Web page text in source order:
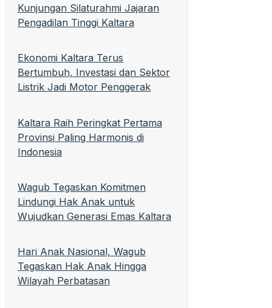
Kunjungan Silaturahmi Jajaran
Pengadilan Tinggi Kaltara
Ekonomi Kaltara Terus
Bertumbuh, Investasi dan Sektor
Listrik Jadi Motor Penggerak
Kaltara Raih Peringkat Pertama
Provinsi Paling Harmonis di
Indonesia
Wagub Tegaskan Komitmen
Lindungi Hak Anak untuk
Wujudkan Generasi Emas Kaltara
Hari Anak Nasional, Wagub
Tegaskan Hak Anak Hingga
Wilayah Perbatasan